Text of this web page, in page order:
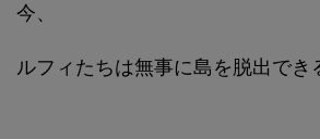
今、
ルフィたちは無事に島を脱出でき